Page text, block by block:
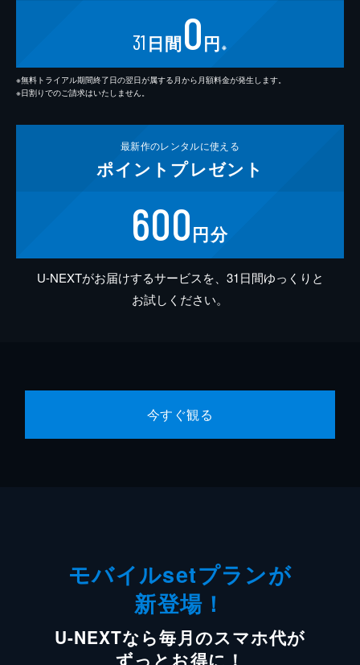
31 日間0円 ※
※無料トライアル期間終了日の翌日が属する月から月額料金が発生します。
※日割りでのご請求はいたしません。
最新作のレンタルに使える
ポイント プレゼント
600円分
U-NEXTがお届けするサービスを、31日間ゆっくりと
お試しください。
今すぐ観る
モバイルsetプランが
新登場！
U-NEXTなら毎月のスマホ代が
ずっとお得に！